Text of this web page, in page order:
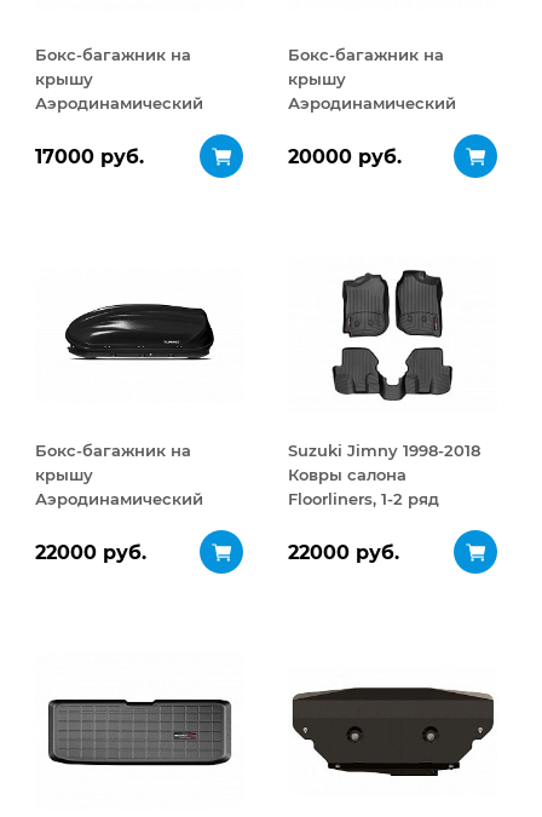
Бокс-багажник на
крышу
Аэродинамический
17000 руб.
Бокс-багажник на
крышу
Аэродинамический
20000 руб.
Бокс-багажник на
крышу
Аэродинамический
ДВУСТОРОННЕЕ
22000 руб.
Suzuki Jimny 1998-2018
Ковры салона
Floorliners, 1-2 ряд
22000 руб.